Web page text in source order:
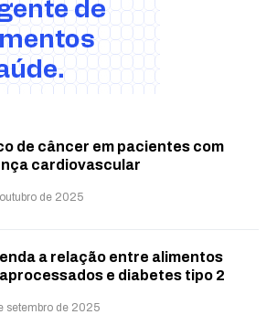
de câncer em pacientes com
cardiovascular
de 2025
a relação entre alimentos
e diabetes tipo 2
setembro de 2025